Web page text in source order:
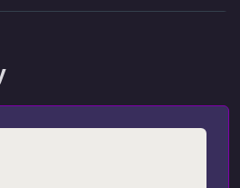
Engine